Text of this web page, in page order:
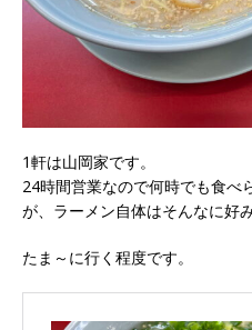
1軒は山岡家です。
24時間営業なので何時でも食べ
が、ラーメン自体はそんなに好
たま～に行く程度です。